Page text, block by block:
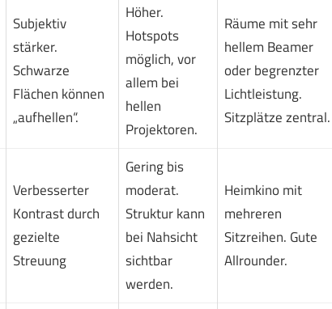
Subjektiv
stärker.
Schwarze
Flächen können
„aufhellen“.
Höher.
Hotspots
möglich, vor
allem bei
hellen
Projektoren.
Räume mit sehr
hellem Beamer
oder begrenzter
Lichtleistung.
Sitzplätze zentral.
Verbesserter
Kontrast durch
gezielte
Streuung
Gering bis
moderat.
Struktur kann
bei Nahsicht
sichtbar
werden.
Heimkino mit
mehreren
Sitzreihen. Gute
Allrounder.